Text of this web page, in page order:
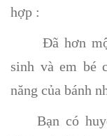
hợp :
Đã hơn
sinh và em bé
năng của bánh
Bạn có